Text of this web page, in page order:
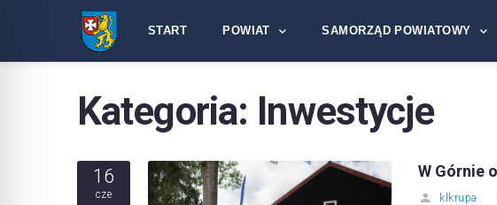
START POWIAT SAMORZĄD POWIATOWY
Kategoria: Inwestycje
16
cze
W Górnie
klkrupa